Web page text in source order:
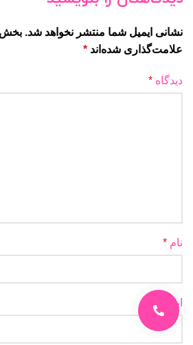
نشانی ایمیل شما منتشر نخواهد شد.
علامت‌گذاری شده‌اند *
دیدگاه *
نام *
ایمیل *